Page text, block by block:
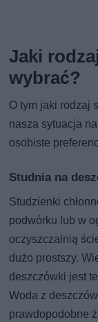
Jaki
wybrać?
O tym jaki rodzaj
nasza sytuacja
osobiste
Studnia na
Studzienki
podwórku lub w
oczyszczalnią
dużo prostszy.
deszczówki jest
Woda z
prawdopodobne